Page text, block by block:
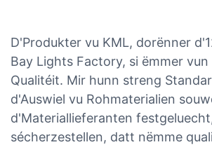
D'Produkter vu KML, dorënner
Bay Lights Factory, si ëmmer
Qualitéit. Mir hunn streng
d'Auswiel vu Rohmaterialien
d'Materiallieferanten
sécherzestellen, datt nëmme